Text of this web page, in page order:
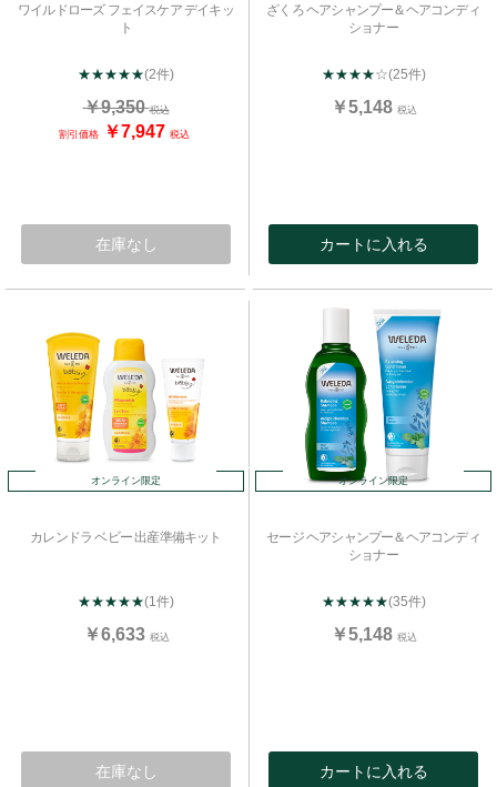
ワイルドローズ フェイスケア デイキッ
ト
★★★★★(2件)
￥9,350 税込
割引価格 ￥7,947 税込
在庫なし
ざくろ ヘアシャンプー＆ヘアコンディ
ショナー
★★★★☆(25件)
￥5,148 税込
カートに入れる
オンライン限定
カレンドラ ベビー 出産準備キット
★★★★★(1件)
￥6,633 税込
在庫なし
オンライン限定
セージ ヘアシャンプー＆ヘアコンディ
ショナー
★★★★★(35件)
￥5,148 税込
カートに入れる